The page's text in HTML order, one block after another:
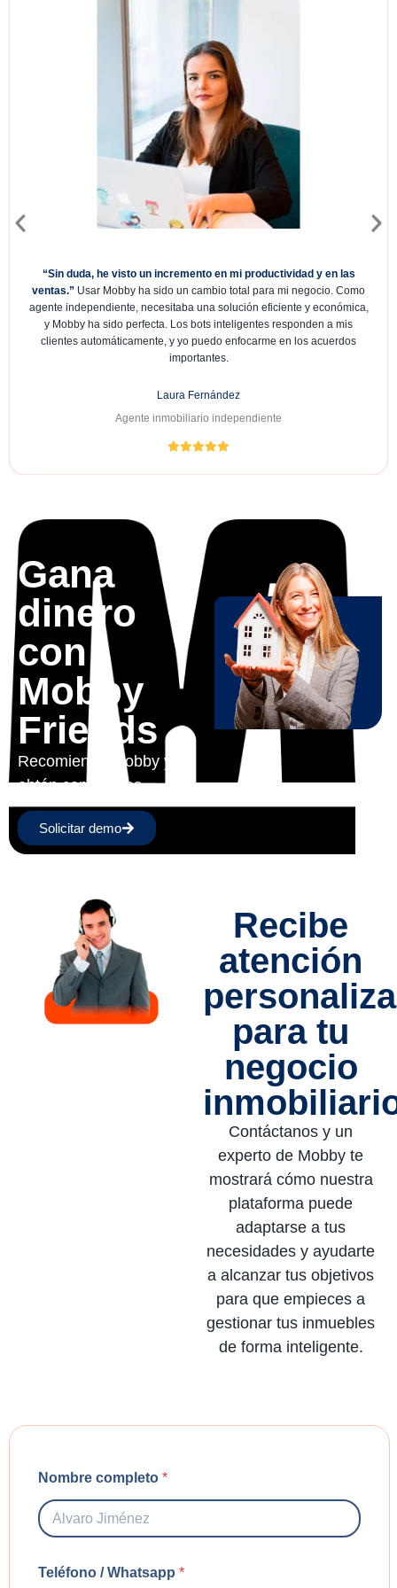
“Sin duda, he visto un incremento en mi productividad y en las
ventas.” Usar Mobby ha sido un cambio total para mi negocio. Como
agente independiente, necesitaba una solución eficiente y económica,
y Mobby ha sido perfecta. Los bots inteligentes responden a mis
clientes automáticamente, y yo puedo enfocarme en los acuerdos
importantes.
Laura Fernández
Agente inmobiliario independiente
Gana
dinero
con
Mobby
Friends
Recomienda Mobby y
obtén comisiones
Solicitar demo
Recibe
atención
para tu
negocio
Contáctanos y un
experto de Mobby te
mostrará cómo nuestra
plataforma puede
adaptarse a tus
necesidades y ayudarte
a alcanzar tus objetivos
para que empieces a
gestionar tus inmuebles
de forma inteligente.
Nombre completo *
Teléfono / Whatsapp *